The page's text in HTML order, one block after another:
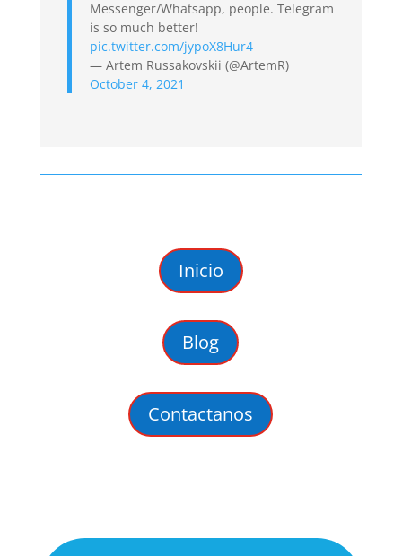
Messenger/Whatsapp, people. Telegram
is so much better!
pic.twitter.com/jypoX8Hur4
— Artem Russakovskii (@ArtemR)
October 4, 2021
Inicio
Blog
Contactanos